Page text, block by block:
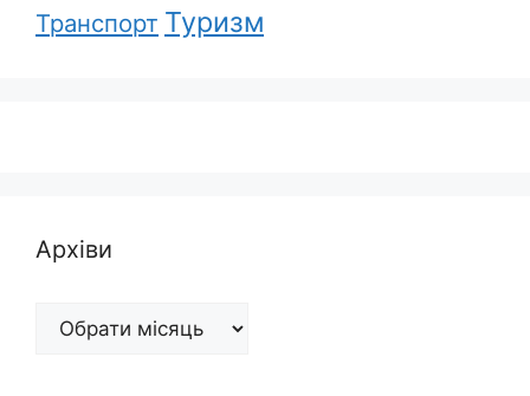
Транспорт Туризм
Архіви
Архіви